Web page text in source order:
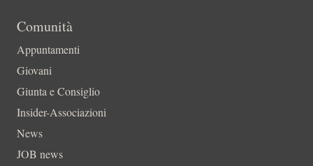
Comunità
Appuntamenti
Giovani
Giunta e Consiglio
Insider-Associazioni
News
JOB news